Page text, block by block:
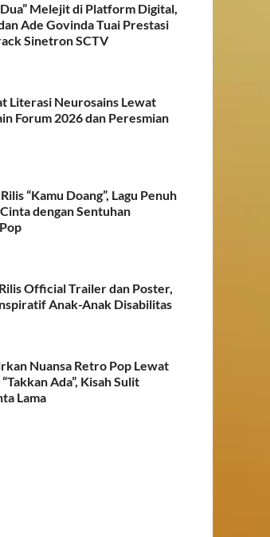
Melejit di Platform Digital,
Ade Govinda Tuai Prestasi
Sinetron SCTV
Literasi Neurosains Lewat
Forum 2026 dan Peresmian
“Kamu Doang”, Lagu Penuh
dengan Sentuhan
Official Trailer dan Poster,
Anak-Anak Disabilitas
Nuansa Retro Pop Lewat
Ada”, Kisah Sulit
Lama